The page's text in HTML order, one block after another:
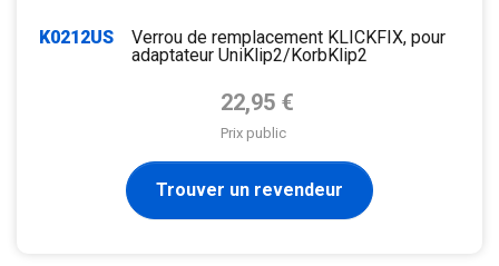
K0212US
Verrou de remplacement KLICKFIX, pour
adaptateur UniKlip2/KorbKlip2
Prix de base
22,95 €
Prix public
Trouver un revendeur